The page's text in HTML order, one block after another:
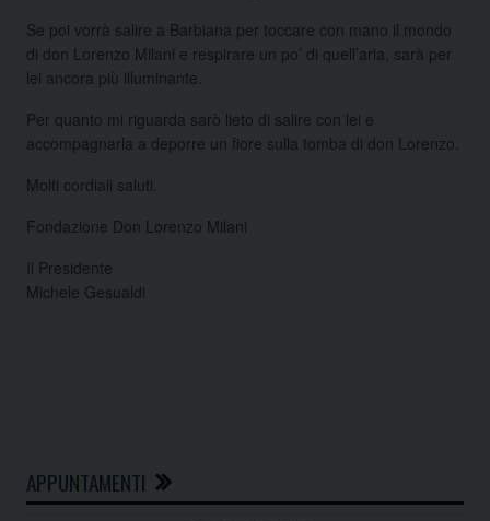
Se poi vorrà salire a Barbiana per toccare con mano il mondo
di don Lorenzo Milani e respirare un po’ di quell’aria, sarà per
lei ancora più illuminante.
Per quanto mi riguarda sarò lieto di salire con lei e
accompagnarla a deporre un fiore sulla tomba di don Lorenzo.
Molti cordiali saluti.
Fondazione Don Lorenzo Milani
Il Presidente
Michele Gesualdi
APPUNTAMENTI